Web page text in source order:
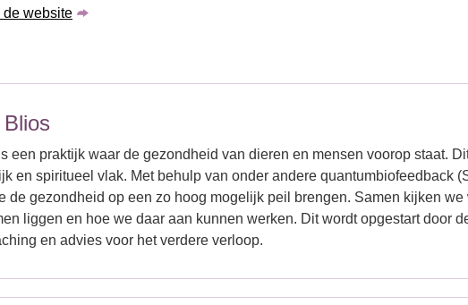
de website
een praktijk waar de gezondheid van dieren en mensen voorop staat.
en spiritueel vlak. Met behulp van onder andere quantumbiofeedback
de gezondheid op een zo hoog mogelijk peil brengen. Samen kijken
liggen en hoe we daar aan kunnen werken. Dit wordt opgestart door
en advies voor het verdere verloop.